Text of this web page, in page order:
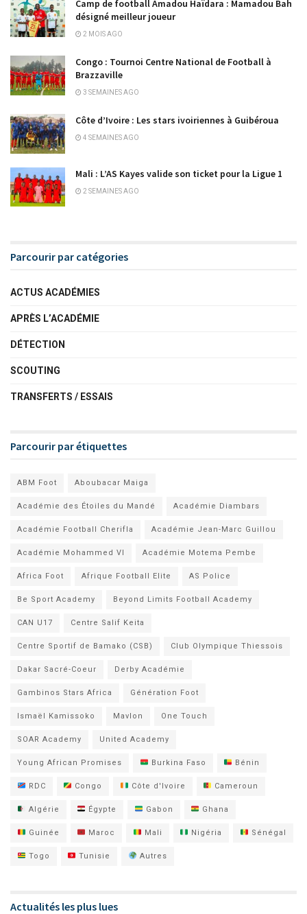
Camp de football Amadou Haïdara : Mamadou Bah
désigné meilleur joueur
2 MOIS AGO
Congo : Tournoi Centre National de Football à
Brazzaville
3 SEMAINES AGO
Côte d’Ivoire : Les stars ivoiriennes à Guibéroua
4 SEMAINES AGO
Mali : L’AS Kayes valide son ticket pour la Ligue 1
2 SEMAINES AGO
Parcourir par catégories
ACTUS ACADÉMIES
APRÈS L’ACADÉMIE
DÉTECTION
SCOUTING
TRANSFERTS / ESSAIS
Parcourir par étiquettes
ABM Foot Aboubacar Maiga
Académie des Étoiles du Mandé Académie Diambars
Académie Football Cherifla Académie Jean-Marc Guillou
Académie Mohammed VI Académie Motema Pembe
Africa Foot Afrique Football Elite AS Police
Be Sport Academy Beyond Limits Football Academy
CAN U17 Centre Salif Keita
Centre Sportif de Bamako (CSB) Club Olympique Thiessois
Dakar Sacré-Coeur Derby Académie
Gambinos Stars Africa Génération Foot
Ismaël Kamissoko Mavlon One Touch
SOAR Academy United Academy
Young African Promises Burkina Faso Bénin
RDC Congo Côte d'Ivoire Cameroun
Algérie Égypte Gabon Ghana
Guinée Maroc Mali Nigéria Sénégal
Togo Tunisie Autres
Actualités les plus lues